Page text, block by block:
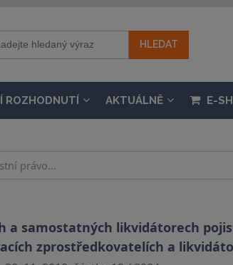
ROZHODNUTÍ AKTUÁLNĚ E-
a samostatných likvidátorech
zprostředkovatelích a